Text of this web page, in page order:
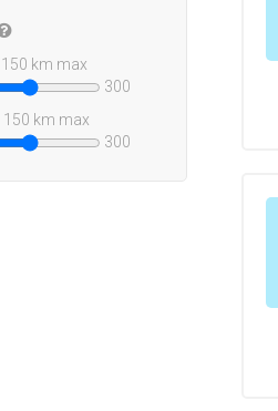
150 km max
300
150 km max
300